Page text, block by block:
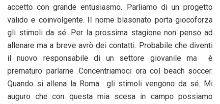
accetto con grande entusiasmo. Parliamo di un progetto
valido e coinvolgente. Il nome blasonato porta giocoforza
gli stimoli da sé. Per la prossima stagione non penso ad
allenare ma a breve avrò dei contatti. Probabile che diventi
il nuovo responsabile di un settore giovanile ma è
prematuro parlarne .Concentriamoci ora col beach soccer.
Quando si allena la Roma gli stimoli vengono da sé. Mi
auguro che con questa mia scesa in campo possiamo